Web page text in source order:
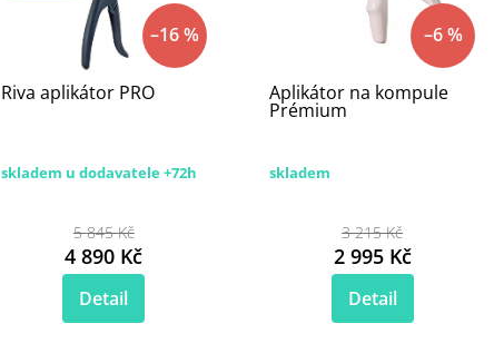
–16 %
Riva aplikátor PRO
skladem u dodavatele +72h
5 845 Kč
4 890 Kč
Detail
–6 %
Aplikátor na kompule
Prémium
skladem
3 215 Kč
2 995 Kč
Detail